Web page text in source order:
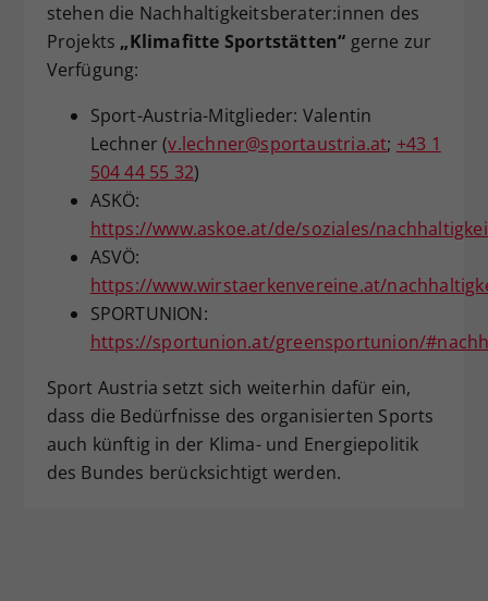
stehen die Nachhaltigkeitsberater:innen des
Projekts „Klimafitte Sportstätten“ gerne zur
Verfügung:
Sport-Austria-Mitglieder: Valentin
Lechner (v.lechner@sportaustria.at; +43 1
504 44 55 32)
ASKÖ:
https://www.askoe.at/de/soziales/
ASVÖ:
https://www.wirstaerkenvereine.at/
SPORTUNION:
https://sportunion.at/greensportunion/
Sport Austria setzt sich weiterhin dafür ein,
dass die Bedürfnisse des organisierten Sports
auch künftig in der Klima- und Energiepolitik
des Bundes berücksichtigt werden.